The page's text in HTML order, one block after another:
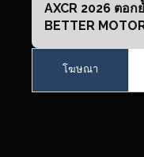
AXCR 2026 ตอก
BETTER
โฆษณา